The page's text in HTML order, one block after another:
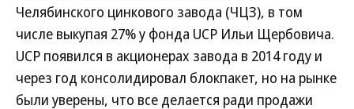
Челябинского цинкового завода (ЧЦЗ), в том
числе выкупая 27% у фонда UCP Ильи Щербовича.
UCP появился в акционерах завода в 2014 году и
через год консолидировал блокпакет, но на рынке
были уверены, что все делается ради продажи